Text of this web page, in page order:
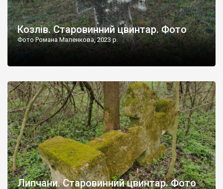
Козлів. Старовинний цвинтар. Фото
Фото Романа Маленкова, 2023 р.
Липчани. Старовинний цвинтар. Фото